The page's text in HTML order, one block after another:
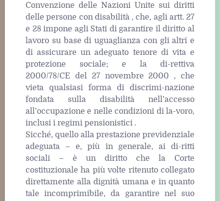
Convenzione delle Nazioni Unite sui diritti
delle persone con disabilità , che, agli artt. 27
e 28 impone agli Stati di garantire il diritto al
lavoro su base di uguaglianza con gli altri e
di assicurare un adeguato tenore di vita e
protezione sociale; e la di-rettiva
2000/78/CE del 27 novembre 2000 , che
vieta qualsiasi forma di discrimi-nazione
fondata sulla disabilità nell’accesso
all’occupazione e nelle condizioni di la-voro,
inclusi i regimi pensionistici .
Sicché, quello alla prestazione previdenziale
adeguata – e, più in generale, ai di-ritti
sociali – è un diritto che la Corte
costituzionale ha più volte ritenuto collegato
direttamente alla dignità umana e in quanto
tale incomprimibile, da garantire nel suo